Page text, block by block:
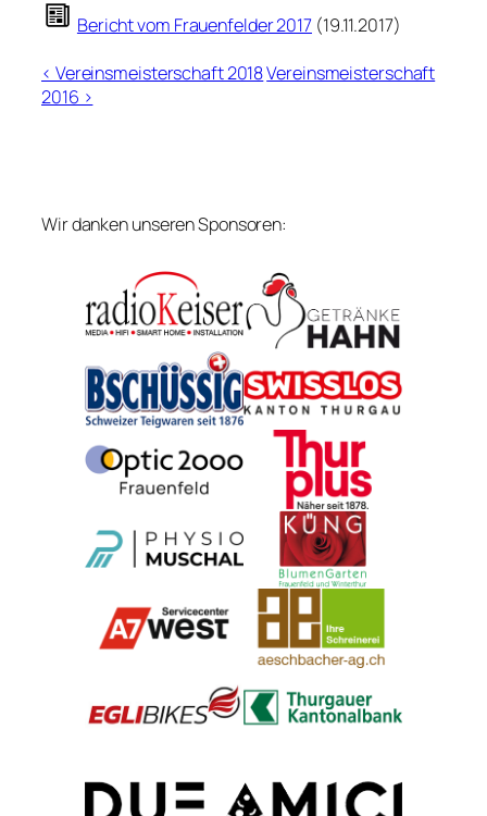
Bericht vom Frauenfelder 2017 (19.11.2017)
< Vereinsmeisterschaft 2018Vereinsmeisterschaft
2016 >
Wir danken unseren Sponsoren: